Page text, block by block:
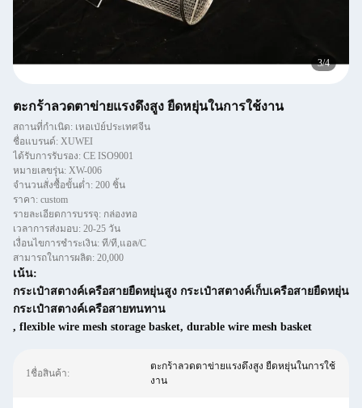
4/4
ตะกร้าลวดตาข่ายแรงดึงสูง ยืดหยุ่นในการใช้งาน
สถานที่กำเนิด: เหอเป่ย์ประเทศจีน
ชื่อแบรนด์: XUWEI
ได้รับการรับรอง: CE ISO9001
หมายเลขรุ่น: XW-006
จำนวนสั่งซื้อขั้นต่ำ: 200 ชิ้น
ราคา: custom
รายละเอียดการบรรจุ: กล่องทอ
เวลาการส่งมอบ: 20-25 วัน
เงื่อนไขการชำระเงิน: ที/ที,แอล/C
สามารถในการผลิต: 20,000
เน้น:
กระเป๋าสตางค์เครือสายยืดหยุ่นสูง กระเป๋าสตางค์เก็บเครือสายยืดหยุ่น
กระเป๋าสตางค์เครือสายทนทาน
, flexible wire mesh storage basket, durable wire mesh basket
1ชื่อสินค้า:
ตะกร้าลวดตาข่ายแรงดึงสูง ยืดหยุ่นในการใช้
งาน